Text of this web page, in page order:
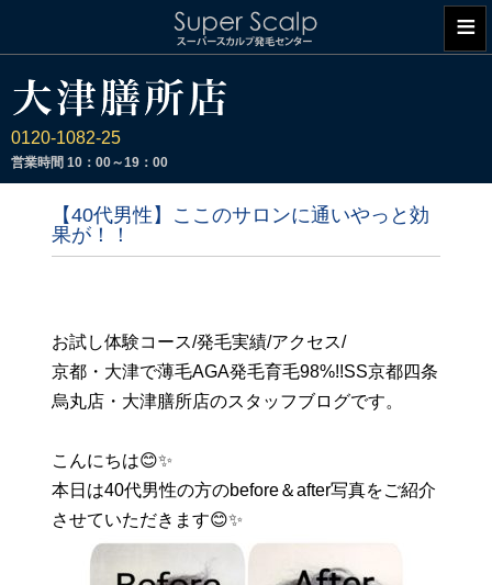
0120-1082-25
営業時間 10：00～19：00
≡
【40代男性】ここのサロンに通いやっと効
果が！！
お試し体験コース/発毛実績/アクセス/
京都・大津で薄毛AGA発毛育毛98%!!SS京都四条
烏丸店・大津膳所店のスタッフブログです。
こんにちは😊✨
本日は40代男性の方のbefore＆after写真をご紹介
させていただきます😊✨